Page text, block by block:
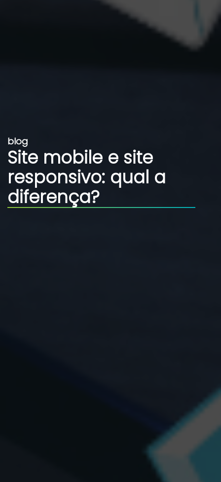
blog
Site mobile e site
responsivo: qual a
diferença?